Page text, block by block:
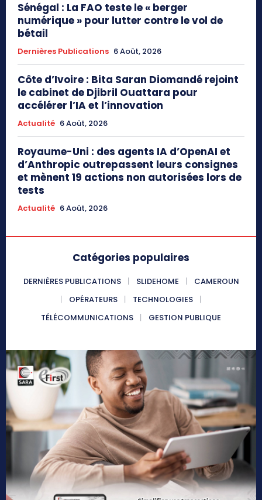
Sénégal : La FAO teste le « berger
numérique » pour lutter contre le vol de
bétail
Dernières Publications 6 Août, 2026
Côte d’Ivoire : Bita Saran Diomandé rejoint
le cabinet de Djibril Ouattara pour
accélérer l’IA et l’innovation
Actualité 6 Août, 2026
Royaume-Uni : des agents IA d’OpenAI et
d’Anthropic outrepassent leurs consignes
et mènent 19 actions non autorisées lors de
tests
Actualité 6 Août, 2026
Catégories populaires
DERNIÈRES PUBLICATIONS SLIDEHOME
CAMEROUN
OPÉRATEURS
TECHNOLOGIES
TÉLÉCOMMUNICATIONS
GESTION PUBLIQUE